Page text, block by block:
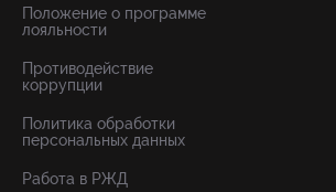
Положение о программе
лояльности
Противодействие
коррупции
Политика обработки
персональных данных
Работа в РЖД